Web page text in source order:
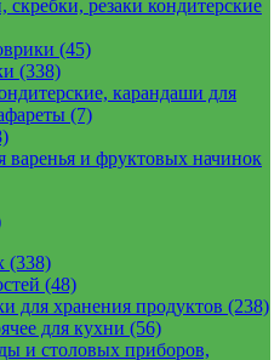
скребки, резаки кондитерские
(45)
(338)
карандаши для
(7)
варенья и фруктовых начинок
(338)
(48)
для хранения продуктов (238)
для кухни (56)
и столовых приборов,